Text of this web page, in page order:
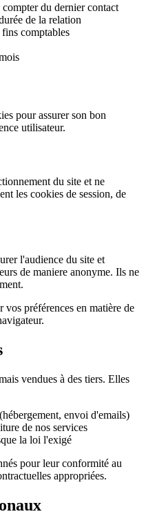
compter du dernier contact
de la relation
comptables
pour assurer son bon
utilisateur.
du site et ne
les cookies de session, de
l'audience du site et
de maniere anonyme. Ils ne
préférences en matière de
vendues à des tiers. Elles
envoi d'emails)
de nos services
la loi l'exigé
pour leur conformité au
appropriées.